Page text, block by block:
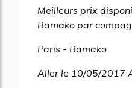
Meilleurs prix
Bamako par
Paris - Bamako
Aller le 10/05/2017